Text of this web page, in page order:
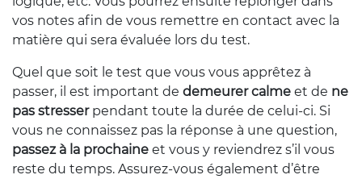
vos notes afin de vous remettre en contact avec la
matière qui sera évaluée lors du test.
Quel que soit le test que vous vous apprêtez à
passer, il est important de demeurer calme et de ne
pas stresserpendant toute la durée de celui-ci. Si
vous ne connaissez pas la réponse à une question,
passez à la prochaine et vous y reviendrez s’il vous
reste du temps. Assurez-vous également d’être